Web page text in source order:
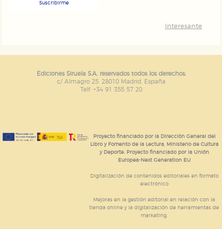
Suscribirme
Interesante
Ediciones Siruela S.A. reservados todos los derechos.
c/ Almagro 25. 28010 Madrid. España
Telf. +34 91 355 57 20
Proyecto financiado por la Dirección General del
Libro y Fomento de la Lectura, Ministerio de Cultura
y Deporte. Proyecto financiado por la Unión
Europea-Next Generation EU
Digitalización de contenidos editoriales en formato
electrónico
Mejoras en la gestión editorial en relación con la
tienda online y la digitalización de herramientas de
marketing.